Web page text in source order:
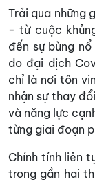
Trải qua những
- từ cuộc
đến sự bùng
do đại dịch
chỉ là nơi tôn
nhận sự thay
và năng lực
từng giai đoạn
Chính tính liên
trong gần hai